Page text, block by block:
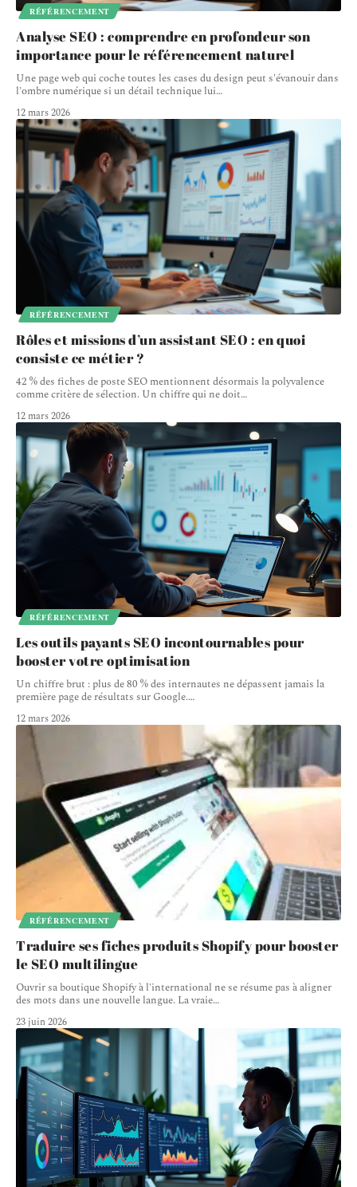
RÉFÉRENCEMENT
Analyse SEO : comprendre en profondeur son
importance pour le référencement naturel
Une page web qui coche toutes les cases du design peut s'évanouir dans
l'ombre numérique si un détail technique lui…
12 mars 2026
RÉFÉRENCEMENT
Rôles et missions d’un assistant SEO : en quoi
consiste ce métier ?
42 % des fiches de poste SEO mentionnent désormais la polyvalence
comme critère de sélection. Un chiffre qui ne doit…
12 mars 2026
RÉFÉRENCEMENT
Les outils payants SEO incontournables pour
booster votre optimisation
Un chiffre brut : plus de 80 % des internautes ne dépassent jamais la
première page de résultats sur Google.…
12 mars 2026
RÉFÉRENCEMENT
Traduire ses fiches produits Shopify pour booster
le SEO multilingue
Ouvrir sa boutique Shopify à l'international ne se résume pas à aligner
des mots dans une nouvelle langue. La vraie…
23 juin 2026